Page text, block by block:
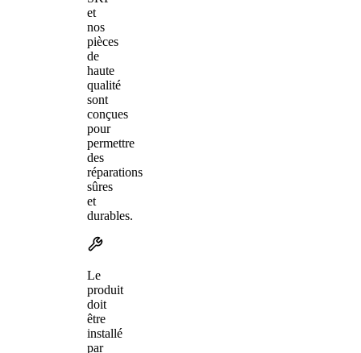
et
nos
pièces
de
haute
qualité
sont
conçues
pour
permettre
des
réparations
sûres
et
durables.
Le
produit
doit
être
installé
par